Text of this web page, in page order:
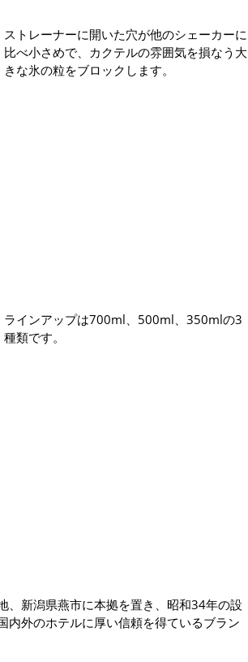
ストレーナーに開いた穴が他のシェーカーに
比べ小さめで、カクテルの雰囲気を損なう大
きな氷の粒をブロックします。
ラインアップは700ml、500ml、350mlの3
種類です。
、新潟県燕市に本拠を置き、昭和34年の設
内外のホテルに厚い信頼を得ているブラン